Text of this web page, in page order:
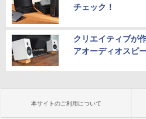
チェック！
クリエイティブが
アオーディオスピ
本サイトのご利用について